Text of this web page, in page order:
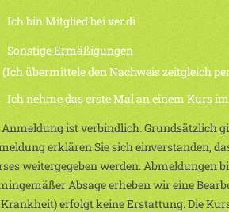
Ich bin Mitglied bei ver.di
Sonstige Ermäßigungen
übermittele den Nachweis zeitgleich per
Ich nehme das erste Mal an einem Kurs
Anmeldung ist verbindlich. Grundsätzlich
erklären Sie sich einverstanden,
weitergegeben werden. Abmeldungen
Absage erheben wir eine
erfolgt keine Erstattung. Die